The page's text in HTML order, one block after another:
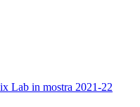
Lab in mostra 2021-22